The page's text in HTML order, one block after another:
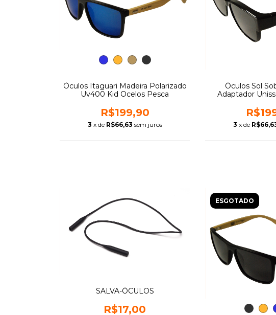
Óculos Itaguari Madeira Polarizado
Uv400 Kid Ocelos Pesca
R$199,90
3 x de R$66,63 sem juros
Óculos Sol
Adaptador
3 x de
SALVA-ÓCULOS
R$17,00
ESGOTADO